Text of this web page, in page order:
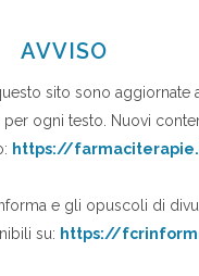
base delle tireopatie
medico di medicina